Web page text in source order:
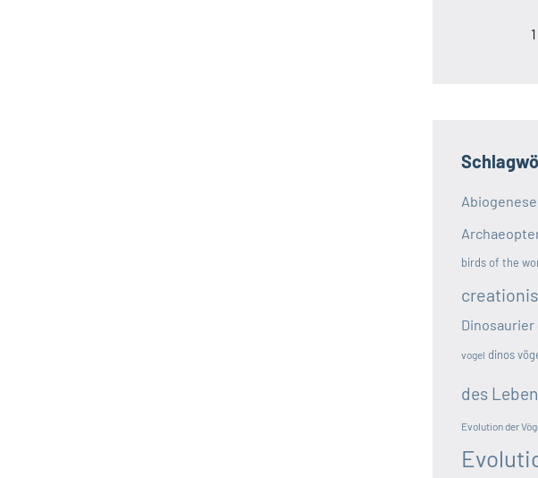
1
Abiogenese
birds of the
Dinosaurier
vogel dinos
des
Evolution der